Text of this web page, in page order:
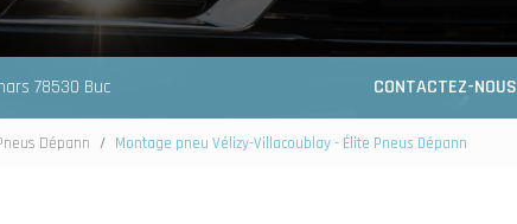
78530 Buc CONTACTEZ-NOUS
Dépann Montage pneu Vélizy-Villacoublay - Élite Pneus Dépann